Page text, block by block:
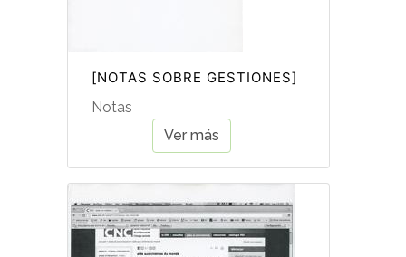
[NOTAS SOBRE GESTIONES]
Notas
Ver más